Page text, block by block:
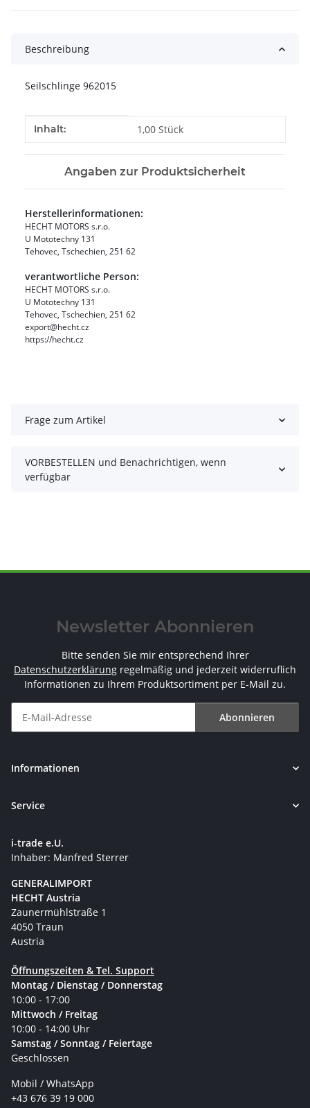
Beschreibung
Seilschlinge 962015
Produkteigenschaft
Wert
Inhalt: 1,00 Stück
Angaben zur Produktsicherheit
Herstellerinformationen:
HECHT MOTORS s.r.o.
U Mototechny 131
Tehovec, Tschechien, 251 62
verantwortliche Person:
HECHT MOTORS s.r.o.
U Mototechny 131
Tehovec, Tschechien, 251 62
export@hecht.cz
https://hecht.cz
Frage zum Artikel
VORBESTELLEN und Benachrichtigen, wenn
verfügbar
Newsletter Abonnieren
Bitte senden Sie mir entsprechend Ihrer
Datenschutzerklärung regelmäßig und jederzeit widerruflich
Informationen zu Ihrem Produktsortiment per E-Mail zu.
Abonnieren
Informationen
Service
i-trade e.U.
Inhaber: Manfred Sterrer
GENERALIMPORT
HECHT Austria
Zaunermühlstraße 1
4050 Traun
Austria
Öffnungszeiten & Tel. Support
Montag / Dienstag / Donnerstag
10:00 - 17:00
Mittwoch / Freitag
10:00 - 14:00 Uhr
Samstag / Sonntag / Feiertage
Geschlossen
Mobil / WhatsApp
+43 676 39 19 000